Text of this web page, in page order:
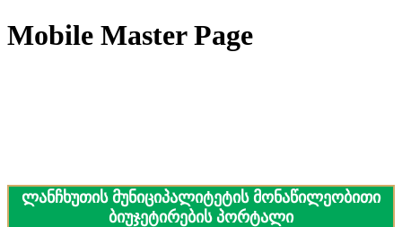
Mobile Master Page
ლანჩხუთის მუნიციპალიტეტის მონაწილეობითი
ბიუჯეტირების პორტალი